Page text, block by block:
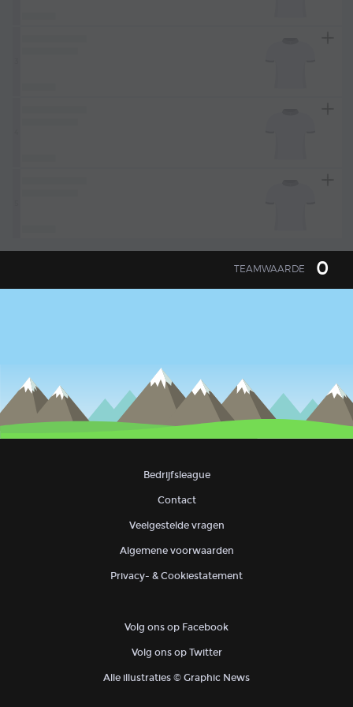
TEAMWAARDE 0
Bedrijfsleague
Contact
Veelgestelde vragen
Algemene voorwaarden
Privacy- & Cookiestatement
Volg ons op Facebook
Volg ons op Twitter
Alle illustraties © Graphic News